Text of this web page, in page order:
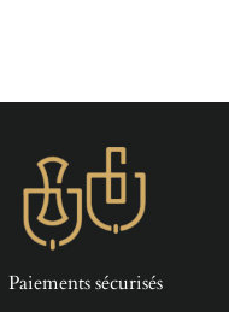
Paiements sécurisés